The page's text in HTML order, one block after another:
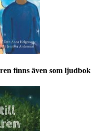
finns även som ljudbok